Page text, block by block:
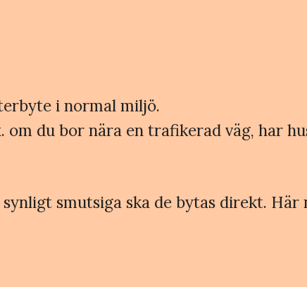
i normal miljö.
om du bor nära en trafikerad väg, har
smutsiga ska de bytas direkt. Här